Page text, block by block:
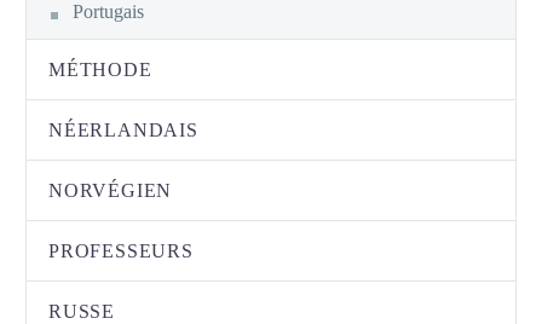
Portugais
MÉTHODE
NÉERLANDAIS
NORVÉGIEN
PROFESSEURS
RUSSE